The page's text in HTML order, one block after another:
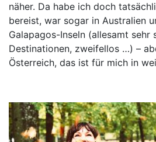
näher. Da habe ich doch
bereist, war sogar in Australien
Galapagos-Inseln (allesamt sehr
Destinationen, zweifellos …) –
Österreich, das ist für mich in